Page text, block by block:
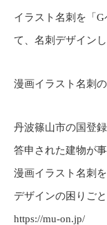
イラスト名刺を「
て、名刺デザインし
漫画イラスト名刺
丹波篠山市の国登
答申された建物が
漫画イラスト名刺
デザインの困りご
https://mu-on.jp/